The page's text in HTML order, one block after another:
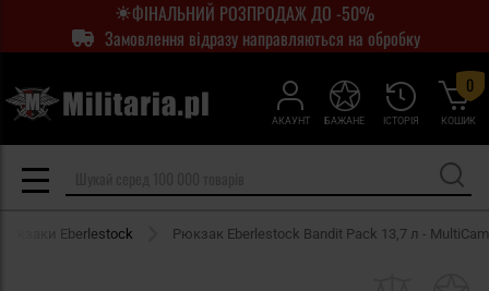
ФІНАЛЬНИЙ РОЗПРОДАЖ ДО -50%
Замовлення відразу направляються на обробку
АКАУНТ ІСТОРІЯ
БАЖАНЕ КОШИК
0
Eberlestock Рюкзак Eberlestock Bandit Pack 13,7 л - MultiCam